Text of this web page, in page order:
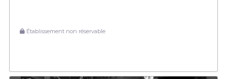
Établissement non réservable